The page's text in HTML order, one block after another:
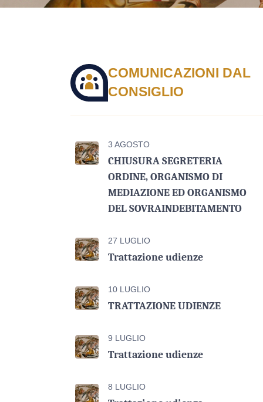
COMUNICAZIONI DAL
CONSIGLIO
3 AGOSTO
CHIUSURA SEGRETERIA
ORDINE, ORGANISMO DI
MEDIAZIONE ED ORGANISMO
DEL SOVRAINDEBITAMENTO
27 LUGLIO
Trattazione udienze
10 LUGLIO
TRATTAZIONE UDIENZE
9 LUGLIO
Trattazione udienze
8 LUGLIO